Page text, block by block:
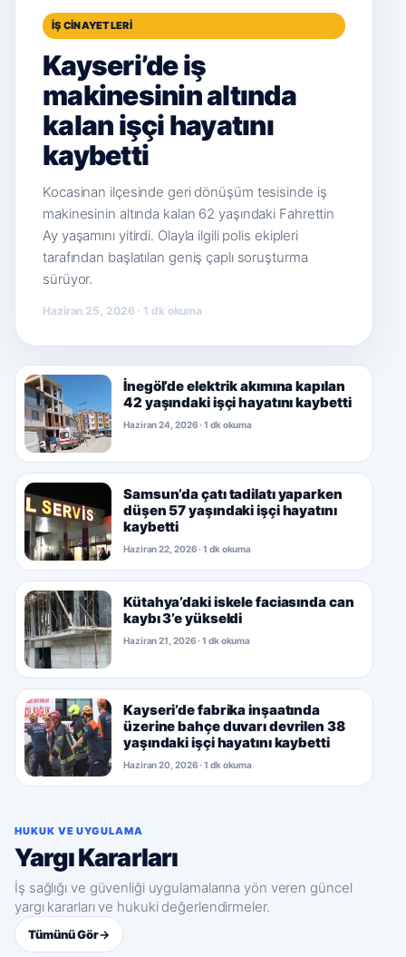
İŞ CINAYETLERI
Kayseri’de iş
makinesinin altında
kalan işçi hayatını
kaybetti
Kocasinan ilçesinde geri dönüşüm tesisinde iş
makinesinin altında kalan 62 yaşındaki Fahrettin
Ay yaşamını yitirdi. Olayla ilgili polis ekipleri
tarafından başlatılan geniş çaplı soruşturma
sürüyor.
Haziran 25, 2026 · 1 dk okuma
İnegöl’de elektrik akımına kapılan
42 yaşındaki işçi hayatını kaybetti
Haziran 24, 2026 · 1 dk okuma
Samsun’da çatı tadilatı yaparken
düşen 57 yaşındaki işçi hayatını
kaybetti
Haziran 22, 2026 · 1 dk okuma
Kütahya’daki iskele faciasında can
kaybı 3’e yükseldi
Haziran 21, 2026 · 1 dk okuma
Kayseri’de fabrika inşaatında
üzerine bahçe duvarı devrilen 38
yaşındaki işçi hayatını kaybetti
Haziran 20, 2026 · 1 dk okuma
HUKUK VE UYGULAMA
Yargı Kararları
İş sağlığı ve güvenliği uygulamalarına yön veren güncel
yargı kararları ve hukuki değerlendirmeler.
Tümünü Gör→